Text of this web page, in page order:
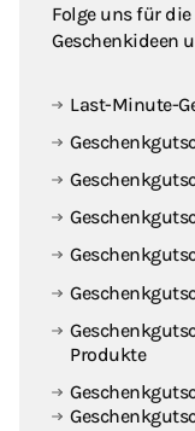
Folge uns für
Geschenkideen
Last-Minute-
Produkte